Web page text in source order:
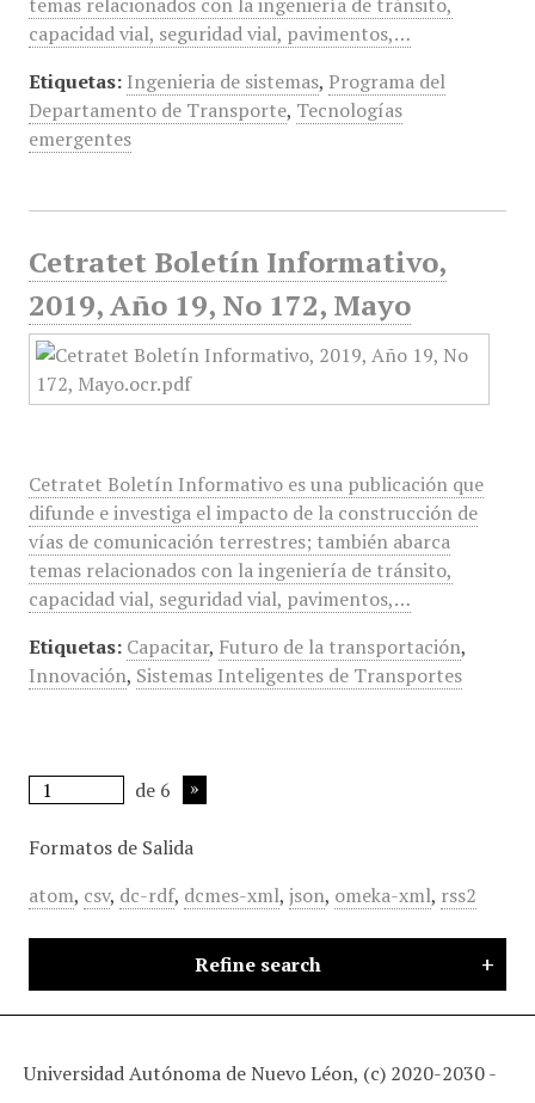
capacidad vial, seguridad vial, pavimentos,…
Etiquetas: Ingenieria de sistemas, Programa del
Departamento de Transporte, Tecnologías
emergentes
Cetratet Boletín Informativo,
2019, Año 19, No 172, Mayo
Cetratet Boletín Informativo es una publicación que
difunde e investiga el impacto de la construcción de
vías de comunicación terrestres; también abarca
temas relacionados con la ingeniería de tránsito,
capacidad vial, seguridad vial, pavimentos,…
Etiquetas: Capacitar, Futuro de la transportación,
Innovación, Sistemas Inteligentes de Transportes
de 6
Formatos de Salida
atom, csv, dc-rdf, dcmes-xml, json, omeka-xml, rss2
Refine search
Universidad Autónoma de Nuevo Léon, (c) 2020-2030 -